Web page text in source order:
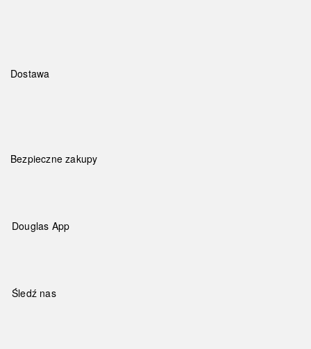
Dostawa
Bezpieczne zakupy
Douglas App
Śledź nas